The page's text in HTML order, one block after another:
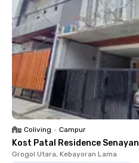
Coliving • Campur
Kost Patal Residence Senayan
Grogol Utara, Kebayoran Lama